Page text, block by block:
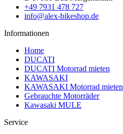
+49 7931 478 727
info@alex-bikeshop.de
Informationen
Home
DUCATI
DUCATI Motorrad mieten
KAWASAKI
KAWASAKI Motorrad mieten
Gebrauchte Motorräder
Kawasaki MULE
Service